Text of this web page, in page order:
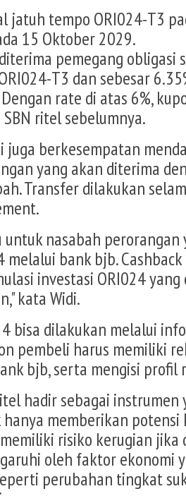
jatuh tempo ORI024-T3
15 Oktober 2029.
pemegang obligasi
T3 dan sebesar
rate di atas 6%,
ritel sebelumnya.
juga berkesempatan
yang akan diterima
Transfer dilakukan
untuk nasabah
melalui bank bjb.
investasi ORI024
kata Widi.
bisa dilakukan melalui
pembeli harus memiliki
bjb, serta mengisi profil
hadir sebagai
memberikan potensi
risiko kerugian
oleh faktor ekonomi
perubahan tingkat